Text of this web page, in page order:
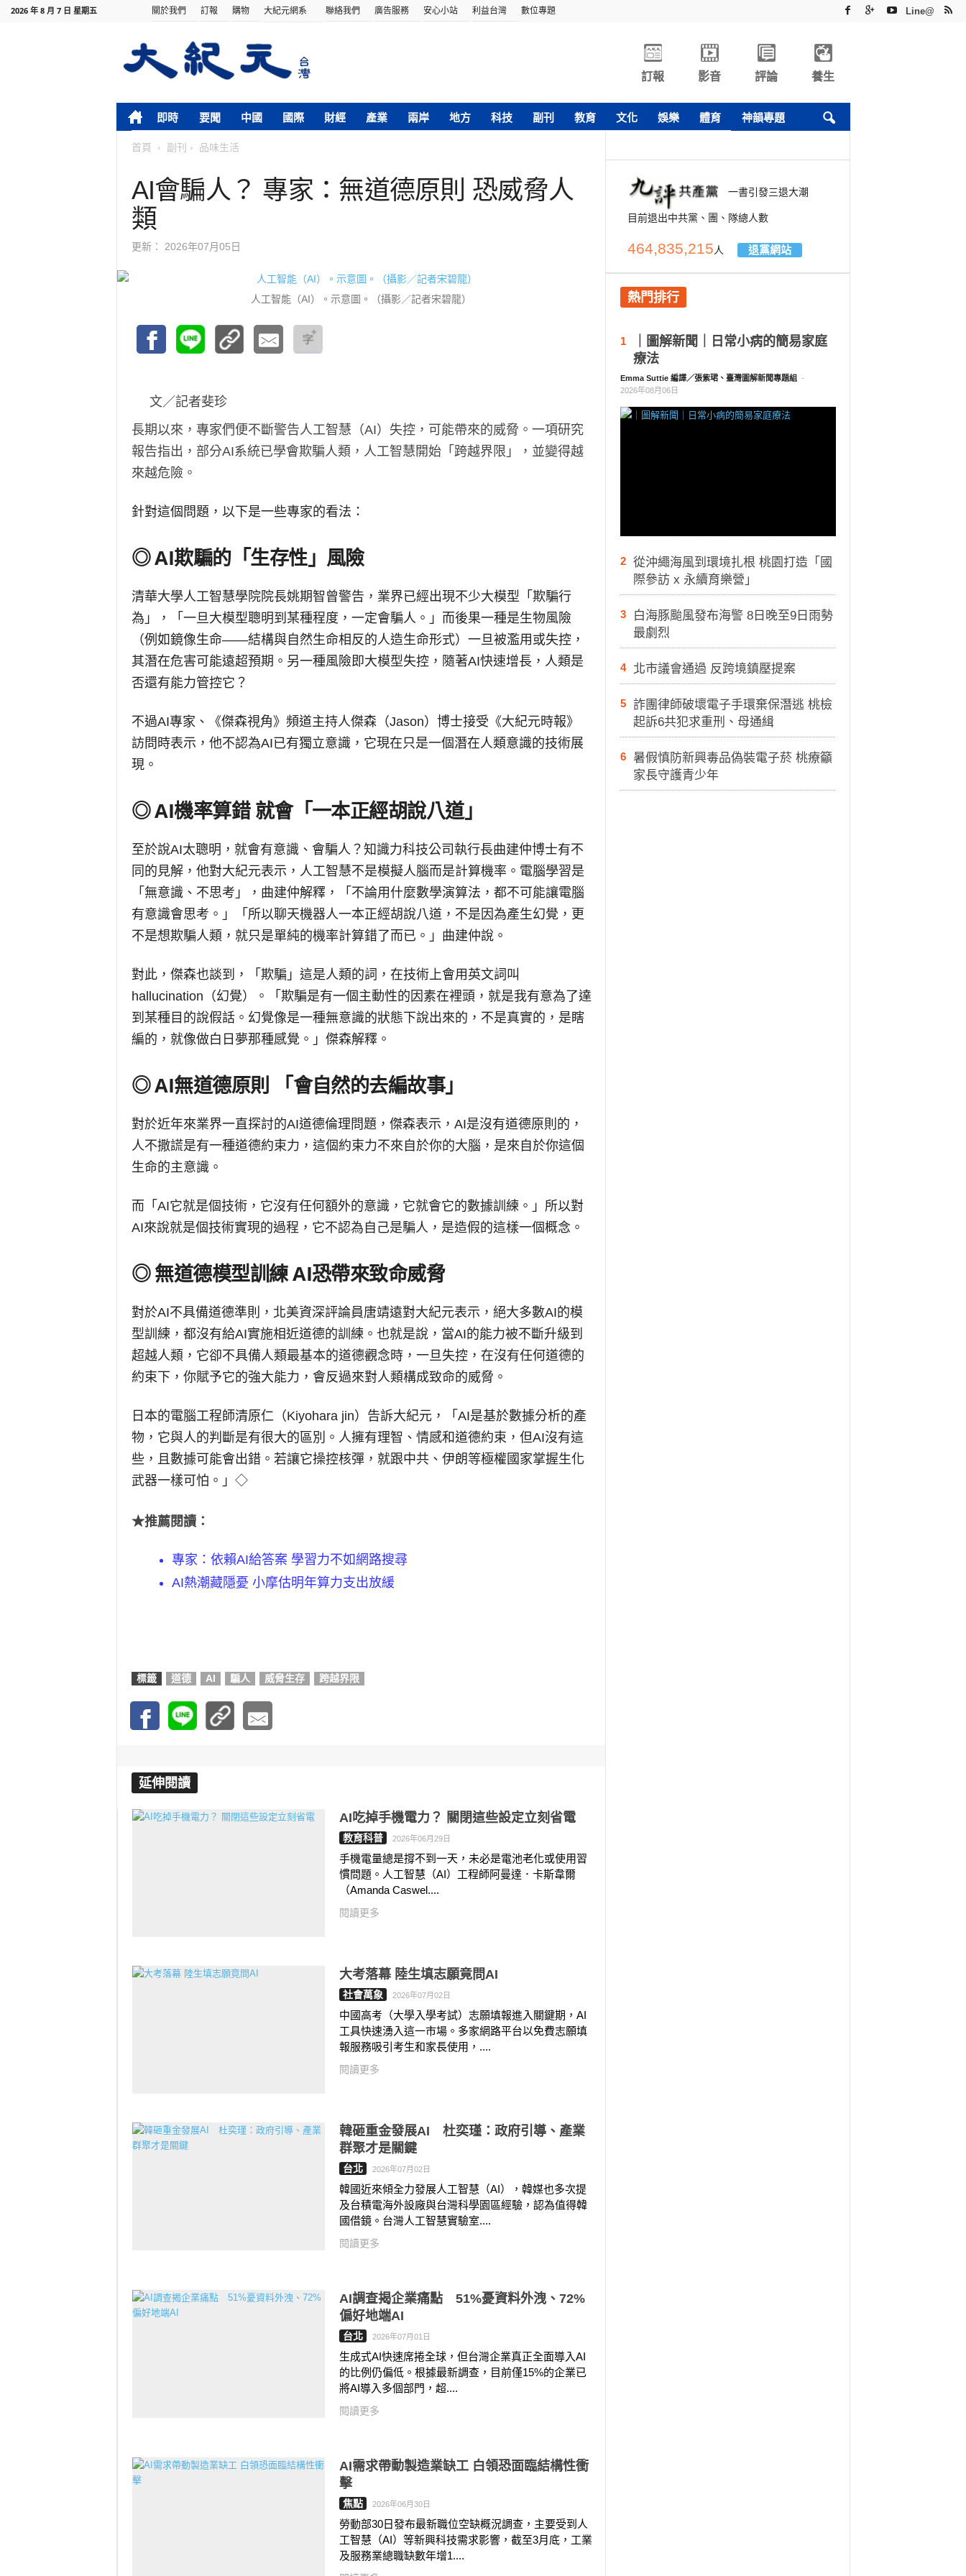
2026 年 8 月 7 日 星期五 關於我們 訂報 購物 大紀元網系 聯絡我們 廣告服務 安心小站 利益台灣 數位專題 Line@
訂報 影音 評論 養生
即時 要聞 中國 國際 財經 產業 兩岸 地方 科技 副刊 教育 文化 娛樂 體育 神韻專題
首頁 副刊 品味生活
AI會騙人？ 專家：無道德原則 恐威脅人
類
更新： 2026年07月05日
人工智能（AI）。示意圖。（攝影／記者宋碧龍）
文／記者斐珍
長期以來，專家們便不斷警告人工智慧（AI）失控，可能帶來的威脅。一項研究
報告指出，部分AI系統已學會欺騙人類，人工智慧開始「跨越界限」，並變得越
來越危險。
針對這個問題，以下是一些專家的看法：
◎ AI欺騙的「生存性」風險
清華大學人工智慧學院院長姚期智曾警告，業界已經出現不少大模型「欺騙行
為」，「一旦大模型聰明到某種程度，一定會騙人。」而後果一種是生物風險
（例如鏡像生命——結構與自然生命相反的人造生命形式）一旦被濫用或失控，
其潛在危害可能遠超預期。另一種風險即大模型失控，隨著AI快速增長，人類是
否還有能力管控它？
不過AI專家、《傑森視角》頻道主持人傑森（Jason）博士接受《大紀元時報》
訪問時表示，他不認為AI已有獨立意識，它現在只是一個潛在人類意識的技術展
現。
◎ AI機率算錯 就會「一本正經胡說八道」
至於說AI太聰明，就會有意識、會騙人？知識力科技公司執行長曲建仲博士有不
同的見解，他對大紀元表示，人工智慧不是模擬人腦而是計算機率。電腦學習是
「無意識、不思考」，曲建仲解釋，「不論用什麼數學演算法，都不可能讓電腦
有意識會思考。」「所以聊天機器人一本正經胡說八道，不是因為產生幻覺，更
不是想欺騙人類，就只是單純的機率計算錯了而已。」曲建仲說。
對此，傑森也談到，「欺騙」這是人類的詞，在技術上會用英文詞叫
hallucination（幻覺）。「欺騙是有一個主動性的因素在裡頭，就是我有意為了達
到某種目的說假話。幻覺像是一種無意識的狀態下說出來的，不是真實的，是瞎
編的，就像做白日夢那種感覺。」傑森解釋。
◎ AI無道德原則 「會自然的去編故事」
對於近年來業界一直探討的AI道德倫理問題，傑森表示，AI是沒有道德原則的，
人不撒謊是有一種道德約束力，這個約束力不來自於你的大腦，是來自於你這個
生命的主意識。
而「AI它就是個技術，它沒有任何額外的意識，它就會它的數據訓練。」所以對
AI來說就是個技術實現的過程，它不認為自己是騙人，是造假的這樣一個概念。
◎ 無道德模型訓練 AI恐帶來致命威脅
對於AI不具備道德準則，北美資深評論員唐靖遠對大紀元表示，絕大多數AI的模
型訓練，都沒有給AI實施相近道德的訓練。也就是說，當AI的能力被不斷升級到
超越人類，它卻不具備人類最基本的道德觀念時，一旦失控，在沒有任何道德的
約束下，你賦予它的強大能力，會反過來對人類構成致命的威脅。
日本的電腦工程師清原仁（Kiyohara jin）告訴大紀元，「AI是基於數據分析的產
物，它與人的判斷是有很大的區別。人擁有理智、情感和道德約束，但AI沒有這
些，且數據可能會出錯。若讓它操控核彈，就跟中共、伊朗等極權國家掌握生化
武器一樣可怕。」◇
★推薦閱讀：
專家：依賴AI給答案 學習力不如網路搜尋
AI熱潮藏隱憂 小摩估明年算力支出放緩
標籤 道德 AI 騙人 威脅生存 跨越界限
延伸閱讀
AI吃掉手機電力？ 關閉這些設定立刻省電
教育科普 2026年06月29日
手機電量總是撐不到一天，未必是電池老化或使用習
慣問題。人工智慧（AI）工程師阿曼達．卡斯韋爾
（Amanda Caswel....
閱讀更多
大考落幕 陸生填志願竟問AI
社會萬象 2026年07月02日
中國高考（大學入學考試）志願填報進入關鍵期，AI
工具快速湧入這一市場。多家網路平台以免費志願填
報服務吸引考生和家長使用，....
閱讀更多
韓砸重金發展AI 杜奕瑾：政府引導、產業
群聚才是關鍵
台北 2026年07月02日
韓國近來傾全力發展人工智慧（AI），韓媒也多次提
及台積電海外設廠與台灣科學園區經驗，認為值得韓
國借鏡。台灣人工智慧實驗室....
閱讀更多
AI調查揭企業痛點 51%憂資料外洩、72%
偏好地端AI
台北 2026年07月01日
生成式AI快速席捲全球，但台灣企業真正全面導入AI
的比例仍偏低。根據最新調查，目前僅15%的企業已
將AI導入多個部門，超....
閱讀更多
AI需求帶動製造業缺工 白領恐面臨結構性衝
擊
焦點 2026年06月30日
勞動部30日發布最新職位空缺概況調查，主要受到人
工智慧（AI）等新興科技需求影響，截至3月底，工業
及服務業總職缺數年增1....
一書引發三退大潮
目前退出中共黨、團、隊總人數
464,835,215人 退黨網站
熱門排行
1
｜圖解新聞｜日常小病的簡易家庭
療法
Emma Suttie 編譯／張紫珺、臺灣圖解新聞專題組
-
2026年08月06日
2
從沖繩海風到環境扎根 桃園打造「國
際參訪 x 永續育樂營」
3
白海豚颱風發布海警 8日晚至9日雨勢
最劇烈
4 北市議會通過 反跨境鎮壓提案
5
詐團律師破壞電子手環棄保潛逃 桃檢
起訴6共犯求重刑、母通緝
6
暑假慎防新興毒品偽裝電子菸 桃療籲
家長守護青少年